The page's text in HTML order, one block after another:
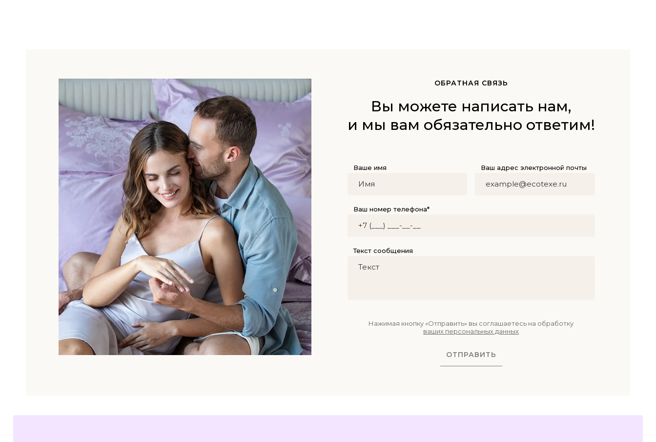
ОБРАТНАЯ СВЯЗЬ
Вы можете написать нам,
и мы вам обязательно ответим!
Ваше имя Ваш адрес электронной почты
Ваш номер телефона*
Текст сообщения
Нажимая кнопку «Отправить» вы соглашаетесь на обработку
ваших персональных данных
ОТПРАВИТЬ